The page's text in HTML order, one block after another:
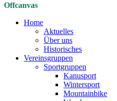
Offcanvas
Home
Aktuelles
Über uns
Historisches
Vereinsgruppen
Sportgruppen
Kanusport
Wintersport
Mountainbike